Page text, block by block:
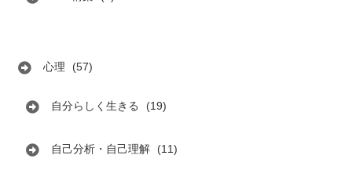
心理 (57)
自分らしく生きる (19)
自己分析・自己理解 (11)